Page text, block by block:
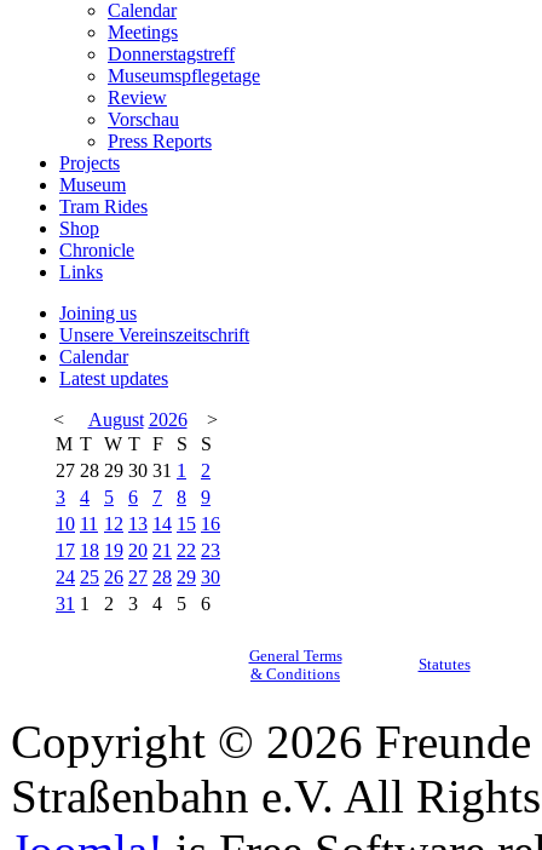
Calendar
Meetings
Donnerstagstreff
Museumspflegetage
Review
Vorschau
Press Reports
Projects
Museum
Tram Rides
Shop
Chronicle
Links
Joining us
Unsere Vereinszeitschrift
Calendar
Latest updates
<
August 2026
>
M T W T F S
S
27 28 29 30 31 1
2
3
4 5 6 7 8
9
10 11 12 13 14 15 16
17 18 19 20 21 22 23
24 25 26 27 28 29 30
31 1 2 3 4 5 6
General Terms
& Conditions
Statutes
Copyright © 2026
Straßenbahn e.V. All